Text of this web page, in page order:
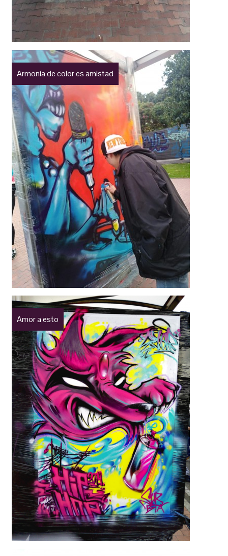
Armonía de color es amistad
Amor a esto